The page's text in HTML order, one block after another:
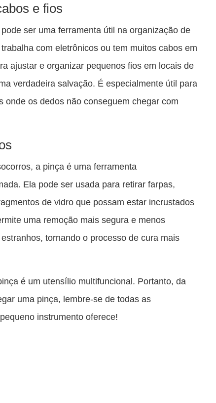
e fios
ser uma ferramenta útil na organização de
com eletrônicos ou tem muitos cabos em
ajustar e organizar pequenos fios em locais de
verdadeira salvação. É especialmente útil para
onde os dedos não conseguem chegar com
a pinça é uma ferramenta
Ela pode ser usada para retirar farpas,
de vidro que possam estar incrustados
uma remoção mais segura e menos
tornando o processo de cura mais
é um utensílio multifuncional. Portanto, da
uma pinça, lembre-se de todas as
instrumento oferece!